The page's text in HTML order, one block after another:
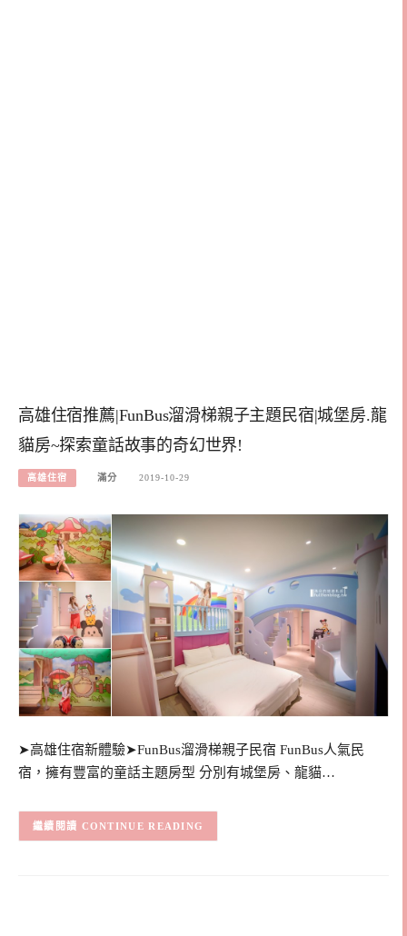
高雄住宿推薦|FunBus溜滑梯親子主題民宿|城堡房.龍
貓房~探索童話故事的奇幻世界!
高雄住宿 滿分 2019-10-29
➤高雄住宿新體驗➤FunBus溜滑梯親子民宿 FunBus人氣民
宿，擁有豐富的童話主題房型 分別有城堡房、龍貓…
CONTINUE READING